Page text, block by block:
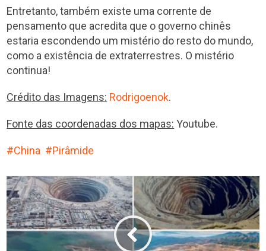
Entretanto, também existe uma corrente de
pensamento que acredita que o governo chinês
estaria escondendo um mistério do resto do mundo,
como a existência de extraterrestres. O mistério
continua!
Crédito das Imagens: Rodrigoenok.
Fonte das coordenadas dos mapas: Youtube.
China Pirâmide